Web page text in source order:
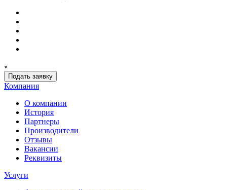
Подать заявку
Компания
О компании
История
Партнеры
Производители
Отзывы
Вакансии
Реквизиты
Услуги